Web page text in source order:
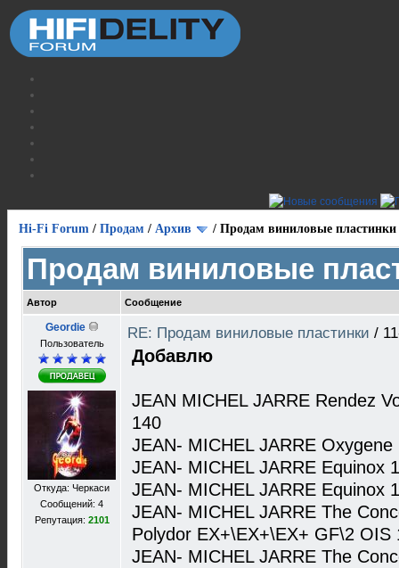
Hi-Fi Forum / Продам / Архив / Продам виниловые пластинки
Продам виниловые
Автор Сообщение
Geordie
Пользователь
Откуда: Черкаси
Сообщений: 4
Репутация: 2101
RE: Продам виниловые пластинки /
Добавлю
JEAN MICHEL JARRE Rendez
140
JEAN- MICHEL JARRE
JEAN- MICHEL JARRE Equinox
JEAN- MICHEL JARRE Equinox
JEAN- MICHEL JARRE The
Polydor EX+\EX+\EX+ GF\2 OIS
JEAN- MICHEL JARRE The